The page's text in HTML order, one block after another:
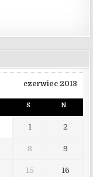
czerwiec 2013
S N
1 2
8 9
15 16